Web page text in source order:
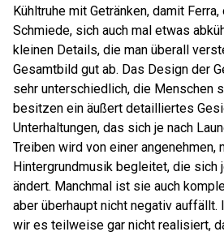
Kühltruhe mit Getränken, damit
Schmiede, sich auch mal etwas
kleinen Details, die man überall
Gesamtbild gut ab. Das Design der
sehr unterschiedlich, die Menschen
besitzen ein äußert detailliertes
Unterhaltungen, das sich je nach
Treiben wird von einer angenehmen,
Hintergrundmusik begleitet, die sich
ändert. Manchmal ist sie auch
aber überhaupt nicht negativ auffällt.
wir es teilweise gar nicht realisiert,